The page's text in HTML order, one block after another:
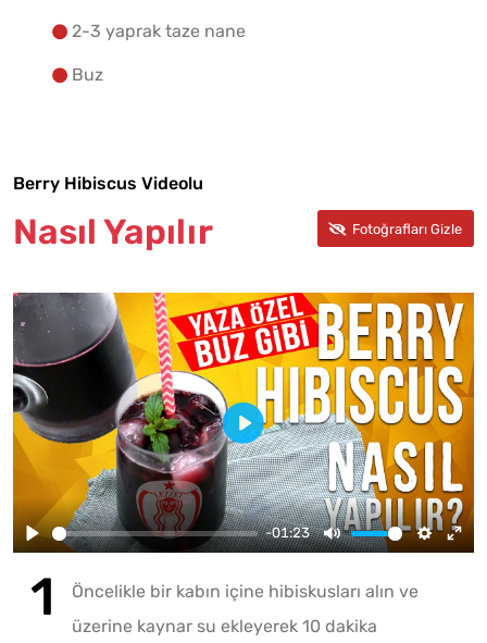
2-3 yaprak taze nane
Buz
Berry Hibiscus Videolu
Nasıl Yapılır
-01:23
Öncelikle bir kabın içine hibiskusları alın ve
üzerine kaynar su ekleyerek 10 dakika